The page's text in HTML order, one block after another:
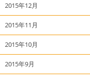
2015年12月
2015年11月
2015年10月
2015年9月